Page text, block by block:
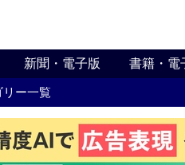
新聞・電子版 書籍・電
リー一覧